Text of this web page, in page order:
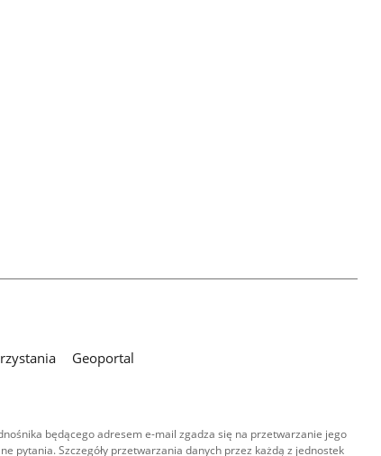
Geoportal
będącego adresem e-mail zgadza się na przetwarzanie jego
pytania. Szczegóły przetwarzania danych przez każdą z jednostek